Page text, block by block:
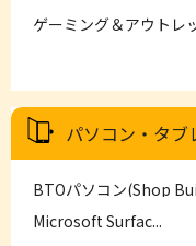
ゲーミング＆アウトレ
パソコン・タブ
BTOパソコン(Shop
Microsoft Surfac...